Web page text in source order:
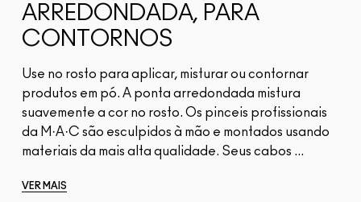
ARREDONDADA, PARA
CONTORNOS
Use no rosto para aplicar, misturar ou contornar
produtos em pó. A ponta arredondada mistura
suavemente a cor no rosto. Os pinceis profissionais
da M·A·C são esculpidos à mão e montados usando
materiais da mais alta qualidade. Seus cabos ...
VER MAIS